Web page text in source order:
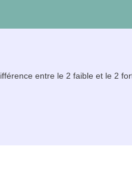
entre le 2 faible et le 2